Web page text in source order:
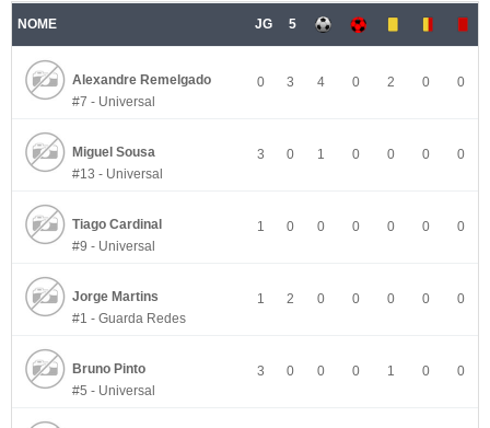
NOME JG 5
Alexandre Remelgado
#7 - Universal
0 3 4 0 2 0 0
Miguel Sousa
#13 - Universal
3 0 1 0 0 0 0
Tiago Cardinal
#9 - Universal
1 0 0 0 0 0 0
Jorge Martins
#1 - Guarda Redes
1 2 0 0 0 0 0
Bruno Pinto
#5 - Universal
3 0 0 0 1 0 0